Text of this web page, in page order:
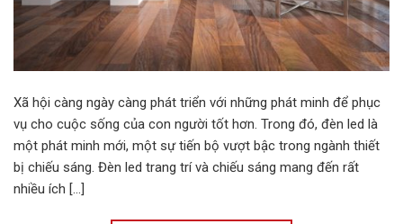
Xã hội càng ngày càng phát triển với những phát minh để phục
vụ cho cuộc sống của con người tốt hơn. Trong đó, đèn led là
một phát minh mới, một sự tiến bộ vượt bậc trong ngành thiết
bị chiếu sáng. Đèn led trang trí và chiếu sáng mang đến rất
nhiều ích […]